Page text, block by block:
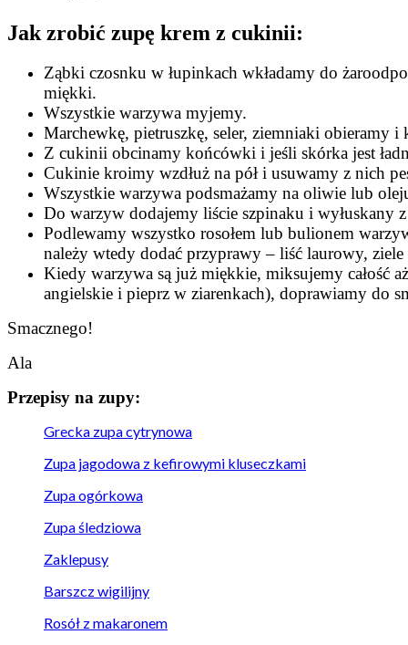
Jak zrobić zupę krem z cukinii:
Ząbki czosnku w łupinkach wkładamy do
miękki.
Wszystkie warzywa myjemy.
Marchewkę, pietruszkę, seler, ziemniaki obieramy
Z cukinii obcinamy końcówki i jeśli skórka jest
Cukinie kroimy wzdłuż na pół i usuwamy z nich
Wszystkie warzywa podsmażamy na oliwie lub
Do warzyw dodajemy liście szpinaku i wyłuskany z
Podlewamy wszystko rosołem lub bulionem
należy wtedy dodać przyprawy – liść laurowy,
Kiedy warzywa są już miękkie, miksujemy całość
angielskie i pieprz w ziarenkach), doprawiamy do
Smacznego!
Ala
Przepisy na zupy:
Grecka zupa cytrynowa
Zupa jagodowa z kefirowymi kluseczkami
Zupa ogórkowa
Zupa śledziowa
Zaklepusy
Barszcz wigilijny
Rosół z makaronem